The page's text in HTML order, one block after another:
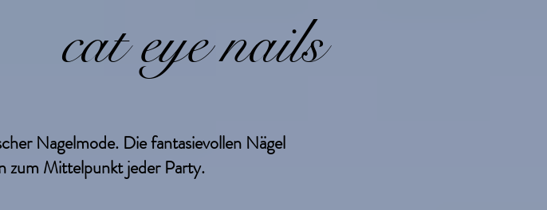
cat eye nails
Nagelmode. Die fantasievollen Nägel
zum Mittelpunkt jeder Party.